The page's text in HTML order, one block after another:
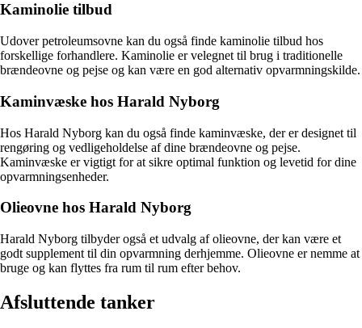
Kaminolie tilbud
Udover petroleumsovne kan du også finde kaminolie tilbud hos
forskellige forhandlere. Kaminolie er velegnet til brug i traditionelle
brændeovne og pejse og kan være en god alternativ opvarmningskilde.
Kaminvæske hos Harald Nyborg
Hos Harald Nyborg kan du også finde kaminvæske, der er designet til
rengøring og vedligeholdelse af dine brændeovne og pejse.
Kaminvæske er vigtigt for at sikre optimal funktion og levetid for dine
opvarmningsenheder.
Olieovne hos Harald Nyborg
Harald Nyborg tilbyder også et udvalg af olieovne, der kan være et
godt supplement til din opvarmning derhjemme. Olieovne er nemme at
bruge og kan flyttes fra rum til rum efter behov.
Afsluttende tanker